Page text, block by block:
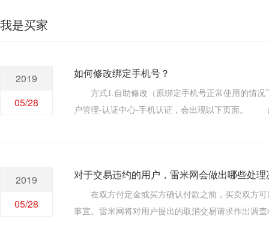
我是买家
2019
05/28
如何修改绑定手机号？
方式1.自助修改（原绑定手机号正常使用的情况下） 如果您账户的原绑定手机号码还可以正常接收短信，那么您可以自助修改绑定手机号。 点
户管理-认证中心-手机认证，会出现以下页面。 点击立即修改，会提示您解除操作保护，您用当前手机号码接收短信，解除操作保护后，即可操作修改新的手机号了
2019
05/28
对于交易违约的用户，雷米网会做出哪些处理
在双方付定金或买方确认付款之前，买卖双方可以自主选择取消交易。 在买方确认付款或者双方支付定金后
事宜。雷米网将对用户提出的取消交易请求作出调查核实。 如果卖方开始转移但转移未成功时买方无故提出取消交易，则买方需要承担违约责